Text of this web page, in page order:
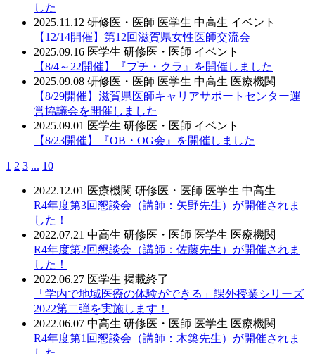
した
2025.11.12 研修医・医師 医学生 中高生 イベント
【12/14開催】第12回滋賀県女性医師交流会
2025.09.16 医学生 研修医・医師 イベント
【8/4～22開催】『プチ・クラ』を開催しました
2025.09.08 研修医・医師 医学生 中高生 医療機関
【8/29開催】滋賀県医師キャリアサポートセンター運
営協議会を開催しました
2025.09.01 医学生 研修医・医師 イベント
【8/23開催】『OB・OG会』を開催しました
1 2 3 ... 10
2022.12.01 医療機関 研修医・医師 医学生 中高生
R4年度第3回懇談会（講師：矢野先生）が開催されま
した！
2022.07.21 中高生 研修医・医師 医学生 医療機関
R4年度第2回懇談会（講師：佐藤先生）が開催されま
した！
2022.06.27 医学生 掲載終了
「学内で地域医療の体験ができる」課外授業シリーズ
2022第二弾を実施します！
2022.06.07 中高生 研修医・医師 医学生 医療機関
R4年度第1回懇談会（講師：木築先生）が開催されま